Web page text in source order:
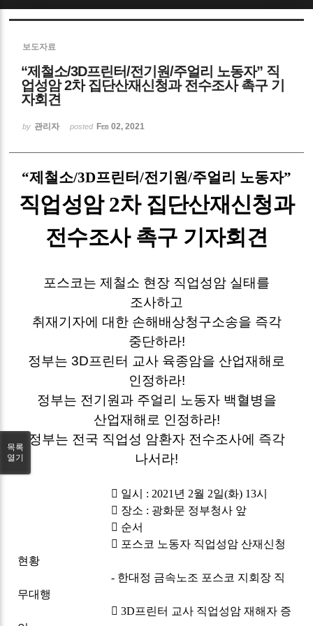
보도자료
“제철소/3D프린터/전기원/주얼리 노동자” 직
업성암 2차 집단산재신청과 전수조사 촉구 기
자회견
by 관리자 posted Feb 02, 2021
“제철소/3D프린터/전기원/주얼리 노동자”
직업성암 2차 집단산재신청과
전수조사 촉구 기자회견
포스코는 제철소 현장 직업성암 실태를
조사하고
취재기자에 대한 손해배상청구소송을 즉각
중단하라!
정부는 3D프린터 교사 육종암을 산업재해로
인정하라!
정부는 전기원과 주얼리 노동자 백혈병을
산업재해로 인정하라!
정부는 전국 직업성 암환자 전수조사에 즉각
나서라!
 일시 : 2021 년 2월 2일(화) 13시
 장소 : 광화문 정부청사 앞
 순서
 포스코 노동자 직업성암 산재신청
현황
- 한대정 금속노조 포스코 지회장 직
무대행
 3D프린터 교사 직업성암 재해자 증
목록
열기
Sketchbook5, 스케치북5
Sketchbook5, 스케치북5